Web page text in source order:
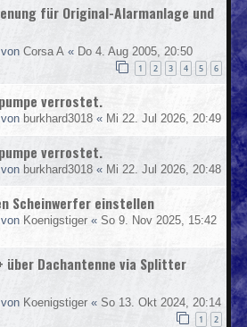
für Original-Alarmanlage und
Corsa A « Do 4. Aug 2005, 20:50
1 2 3 4 5 6
verrostet.
burkhard3018 « Mi 22. Jul 2026, 20:49
verrostet.
burkhard3018 « Mi 22. Jul 2026, 20:48
Scheinwerfer einstellen
Koenigstiger « So 9. Nov 2025, 15:42
über Dachantenne via Splitter
Koenigstiger « So 13. Okt 2024, 20:14
1 2